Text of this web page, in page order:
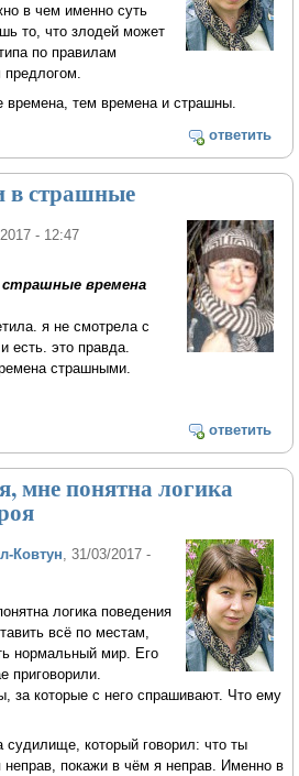
в чем именно суть
то, что злодей может
по правилам
предлогом.
тем времена и страшны.
ответить
страшные
- 12:47
времена
я не смотрела с
есть. это правда.
страшными.
ответить
мне понятна логика
Ковтун , 31/03/2017 -
логика поведения
всё по местам,
нормальный мир. Его
приговорили.
за которые с него спрашивают. Что ему
судилище, который говорил: что ты
покажи в чём я неправ. Именно в